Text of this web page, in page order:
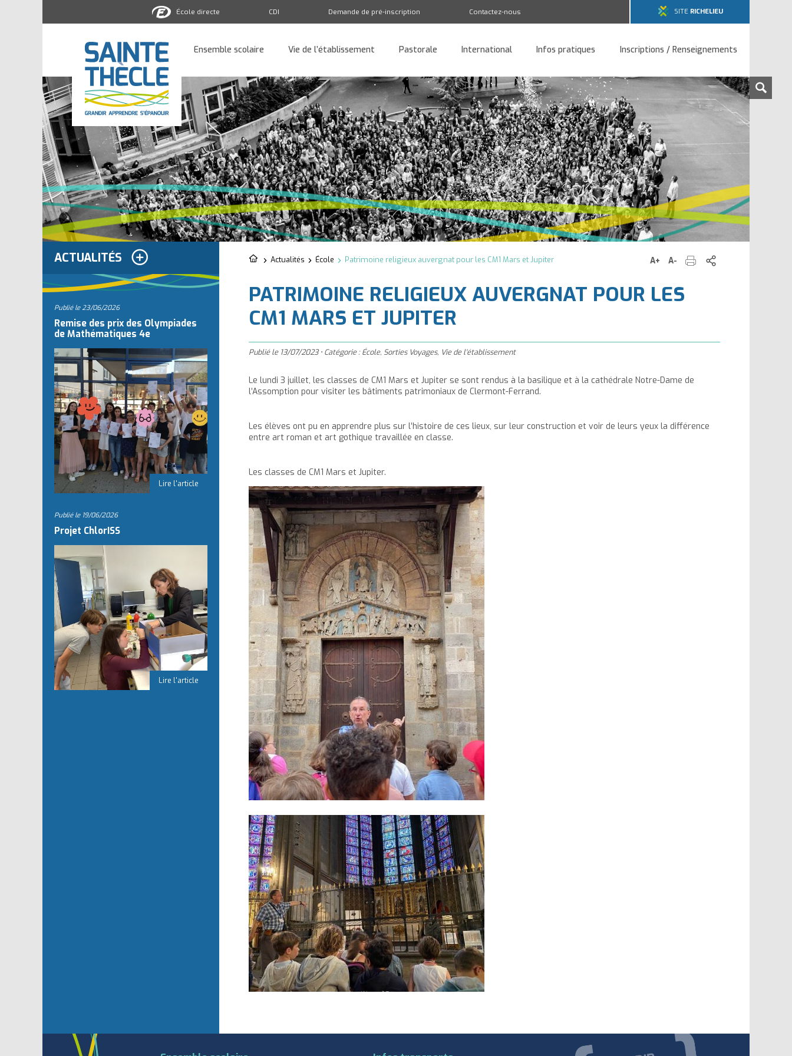
scolaire
Sainte-
Thècle
Ensemble scolaire Vie de l’établissement Pastorale International Infos pratiques Inscriptions / Renseignements
École directe CDI Demande de pré-inscription Contactez-nous SITE RICHELIEU
Retour
Actualités École Patrimoine religieux auvergnat pour les CM1 Mars et Jupiter A+ Augmenter
taille
du
A- Diminuer
taille
du
Imprimer
PATRIMOINE RELIGIEUX AUVERGNAT POUR LES
CM1 MARS ET JUPITER
Publié le 13/07/2023 • Catégorie :École, Sorties Voyages, Vie de l'établissement
Le lundi 3 juillet, les classes de CM1 Mars et Jupiter se sont rendus à la basilique et à la cathédrale Notre-Dame de
l’Assomption pour visiter les bâtiments patrimoniaux de Clermont-Ferrand.
Les élèves ont pu en apprendre plus sur l’histoire de ces lieux, sur leur construction et voir de leurs yeux la différence
entre art roman et art gothique travaillée en classe.
Les classes de CM1 Mars et Jupiter.
ACTUALITÉS
Publié le23/06/2026
Remise des prix des Olympiades
de Mathématiques 4e
Publié le 19/06/2026
Projet ChlorISS